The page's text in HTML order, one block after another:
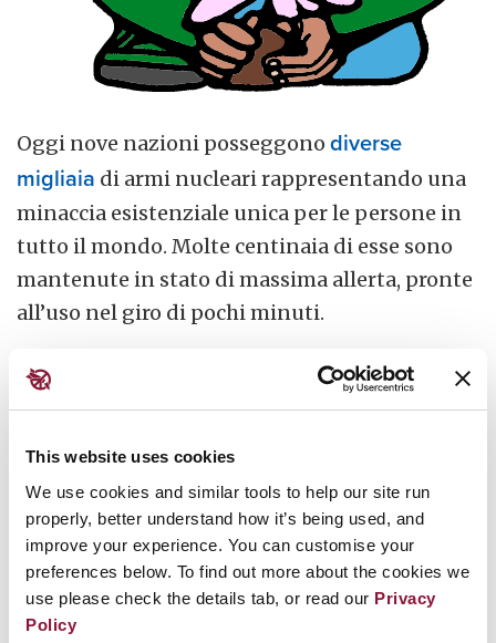
This website uses cookies
We use cookies and similar tools to help our site run
properly, better understand how it’s being used, and
improve your experience. You can customise your
preferences below. To find out more about the cookies we
use please check the details tab, or read our Privacy
Policy
Oggi nove nazioni posseggono diverse
migliaia di armi nucleari rappresentando una
minaccia esistenziale unica per le persone in
tutto il mondo. Molte centinaia di esse sono
mantenute in stato di massima allerta, pronte
all’uso nel giro di pochi minuti.
Si trovano in silos missilistici, a bordo di
velivoli e su sottomarini che pattugliano
costantemente gli oceani. Alcuni possono
viaggiare per migliaia di chilometri,
attraversando continenti, per raggiungere i
loro obiettivi.
Dato concreto: le nove nazioni dotate di armi